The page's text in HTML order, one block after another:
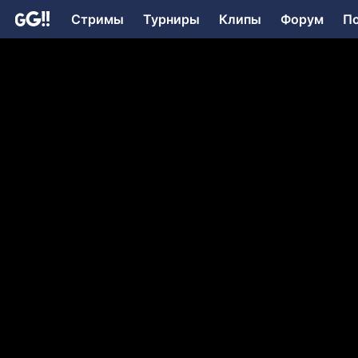
Стримы Турниры Клипы Форум